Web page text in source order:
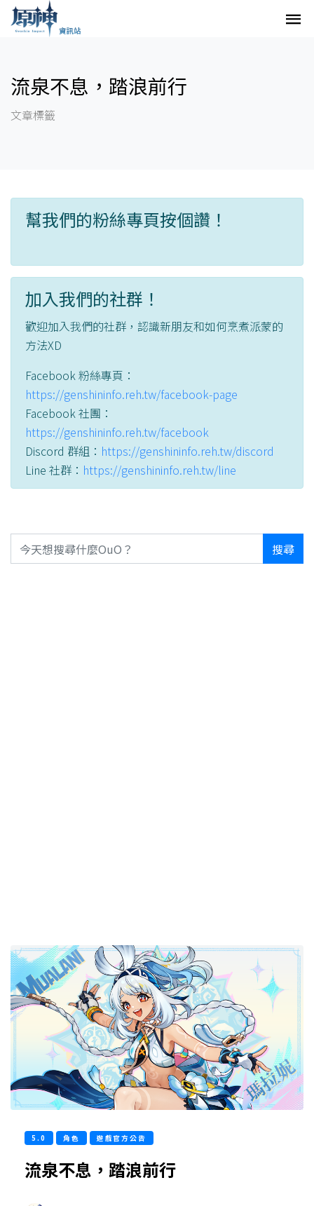
流泉不息，踏浪前行
文章標籤
幫我們的粉絲專頁按個讚！
加入我們的社群！
歡迎加入我們的社群，認識新朋友和如何烹煮派蒙的
方法XD
Facebook 粉絲專頁：
https://genshininfo.reh.tw/facebook-page
Facebook 社團：
https://genshininfo.reh.tw/facebook
Discord 群組： https://genshininfo.reh.tw/discord
Line 社群： https://genshininfo.reh.tw/line
搜尋
5.0 角色 遊戲官方公告
流泉不息，踏浪前行